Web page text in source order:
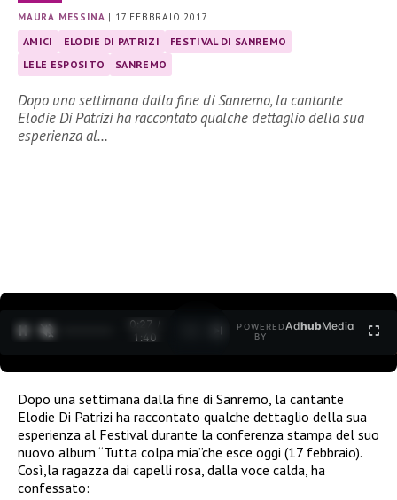
MAURA MESSINA | 17 FEBBRAIO 2017
AMICI ELODIE DI PATRIZI
FESTIVAL DI SANREMO
LELE ESPOSITO
SANREMO
Dopo una settimana dalla fine di Sanremo, la cantante
Elodie Di Patrizi ha raccontato qualche dettaglio della sua
esperienza al…
0:27 /
1:40
POWERED
BY
AdhubMedia
Dopo una settimana dalla fine di Sanremo, la cantante
Elodie Di Patrizi ha raccontato qualche dettaglio della sua
esperienza al Festival durante la conferenza stampa del suo
nuovo album “Tutta colpa mia”che esce oggi (17 febbraio).
Così,la ragazza dai capelli rosa, dalla voce calda, ha
confessato: